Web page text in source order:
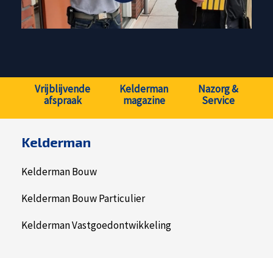
Vrijblijvende
afspraak
Kelderman
magazine
Nazorg &
Service
Kelderman
Kelderman Bouw
Kelderman Bouw Particulier
Kelderman Vastgoedontwikkeling